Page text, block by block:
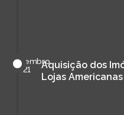
setembro
de
2021
Aquisição dos
Lojas Americanas